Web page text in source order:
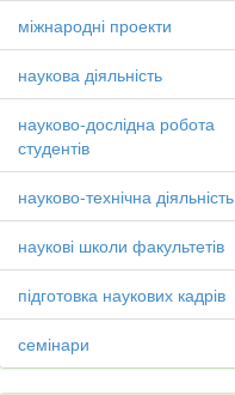
міжнародні проекти
наукова діяльність
науково-дослідна робота
студентів
науково-технічна діяльність
наукові школи факультетів
підготовка наукових кадрів
семінари